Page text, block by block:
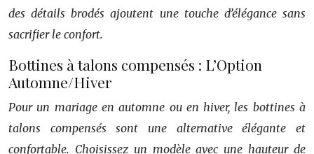
des détails brodés ajoutent une touche d’élégance sans
sacrifier le confort.
Bottines à talons compensés : L’Option
Automne/Hiver
Pour un mariage en automne ou en hiver, les bottines à
talons compensés sont une alternative élégante et
confortable. Choisissez un modèle avec une hauteur de